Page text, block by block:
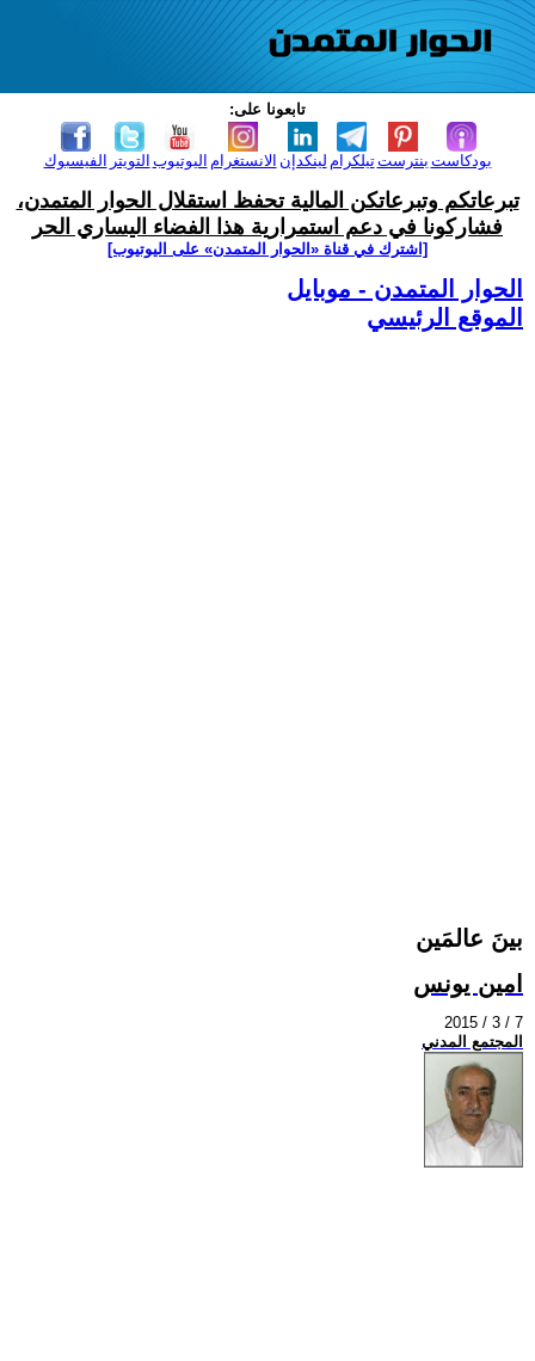
تابعونا على:
الفيسبوك التويتر اليوتيوب الانستغرام لينكدإن تيلكرامبنترست بودكاست
تبرعاتكم وتبرعاتكن المالية تحفظ استقلال الحوار المتمدن،
فشاركونا في دعم استمرارية هذا الفضاء اليساري الحر
[اشترك في قناة ‫«الحوار المتمدن» على اليوتيوب]
الحوار المتمدن - موبايل
الموقع الرئيسي
بينَ عالمَين
امين يونس
2015 / 3 / 7
المجتمع المدني